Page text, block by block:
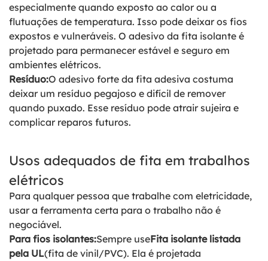
especialmente quando exposto ao calor ou a
flutuações de temperatura. Isso pode deixar os fios
expostos e vulneráveis. O adesivo da fita isolante é
projetado para permanecer estável e seguro em
ambientes elétricos.
Resíduo:O adesivo forte da fita adesiva costuma
deixar um resíduo pegajoso e difícil de remover
quando puxado. Esse resíduo pode atrair sujeira e
complicar reparos futuros.
Usos adequados de fita em trabalhos
elétricos
Para qualquer pessoa que trabalhe com eletricidade,
usar a ferramenta certa para o trabalho não é
negociável.
Para fios isolantes:Sempre useFita isolante listada
pela UL(fita de vinil/PVC). Ela é projetada